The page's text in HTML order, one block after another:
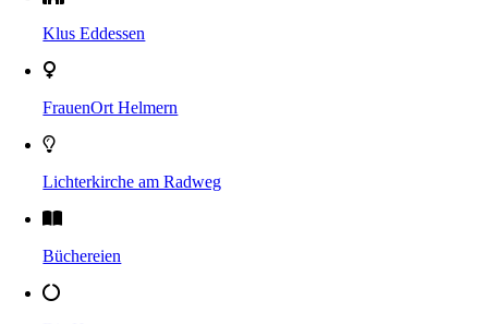
Klus Eddessen
FrauenOrt Helmern
Lichterkirche am Radweg
Büchereien